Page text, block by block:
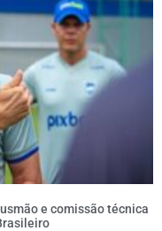
e comissão técnica